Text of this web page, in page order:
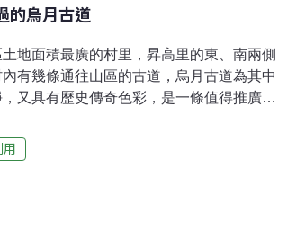
的烏月古道
地面積最廣的村里，昇高里的東、南兩側
有幾條通往山區的古道，烏月古道為其中
又具有歷史傳奇色彩，是一條值得推廣的
漆黑，故名烏月。後來先民也在坡地種植
茶籽的產地。​古道早期先民上山務農、挑